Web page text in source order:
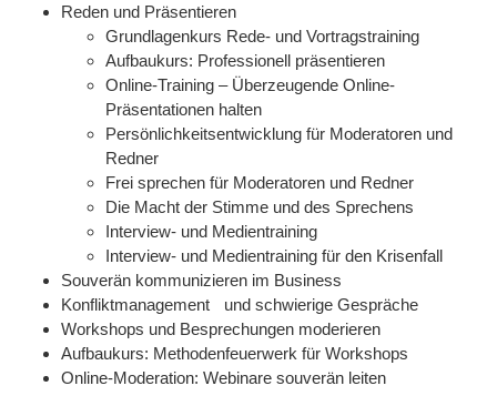
Reden und Präsentieren
Grundlagenkurs Rede- und Vortragstraining
Aufbaukurs: Professionell präsentieren
Online-Training – Überzeugende Online-
Präsentationen halten
Persönlichkeitsentwicklung für Moderatoren und
Redner
Frei sprechen für Moderatoren und Redner
Die Macht der Stimme und des Sprechens
Interview- und Medientraining
Interview- und Medientraining für den Krisenfall
Souverän kommunizieren im Business
Konfliktmanagement und schwierige Gespräche
Workshops und Besprechungen moderieren
Aufbaukurs: Methodenfeuerwerk für Workshops
Online-Moderation: Webinare souverän leiten